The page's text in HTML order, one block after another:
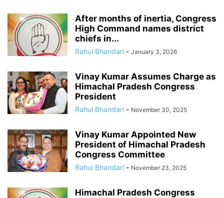
After months of inertia, Congress
High Command names district
chiefs in...
Rahul Bhandari - January 3, 2026
Vinay Kumar Assumes Charge as
Himachal Pradesh Congress
President
Rahul Bhandari - November 30, 2025
Vinay Kumar Appointed New
President of Himachal Pradesh
Congress Committee
Rahul Bhandari - November 23, 2025
Himachal Pradesh Congress